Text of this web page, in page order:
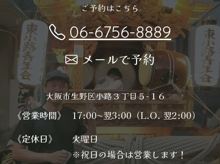
ご予約はこちら
06-6756-8889
メールで予約
大阪市生野区小路３丁目５−１６
《営業時間》
17:00〜翌3:00（L.O. 翌2:00）
《定休日》
火曜日
※祝日の場合は営業します！